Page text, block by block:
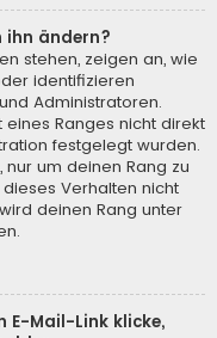
ihn ändern?
stehen, zeigen an, wie
identifizieren
Administratoren.
Ranges nicht direkt
festgelegt wurden.
um deinen Rang zu
Verhalten nicht
deinen Rang unter
E-Mail-Link klicke,